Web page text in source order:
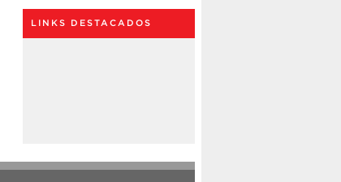
LINKS DESTACADOS